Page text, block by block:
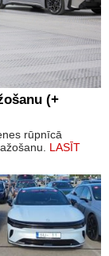
(+
rūpnīcā
LASĪT